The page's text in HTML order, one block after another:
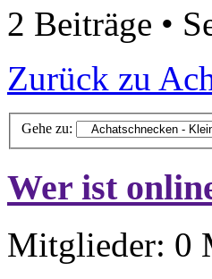
2 Beiträge •
Zurück zu
Gehe zu:
Wer ist
Mitglieder: 0